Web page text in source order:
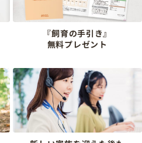
『飼育の手引き』
無料プレゼント